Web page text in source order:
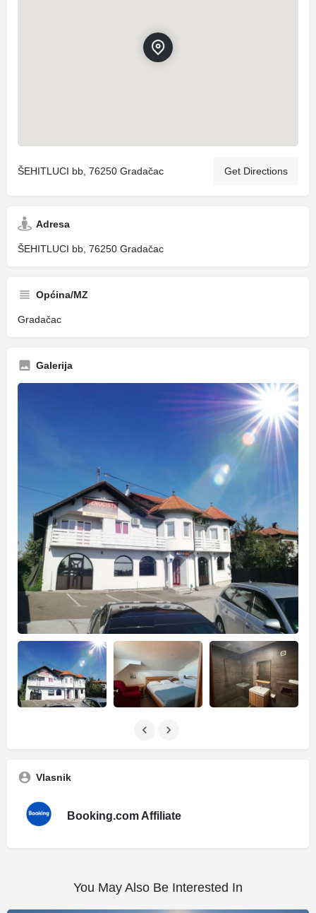
ŠEHITLUCI bb, 76250 Gradačac Get Directions
Adresa
ŠEHITLUCI bb, 76250 Gradačac
Općina/MZ
Gradačac
Galerija
Vlasnik
Booking.com Affiliate
You May Also Be Interested In